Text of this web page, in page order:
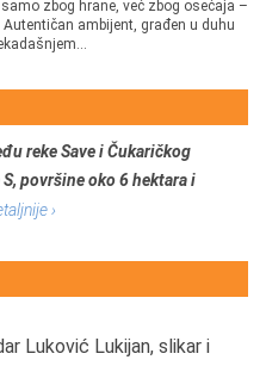
zbog hrane, već zbog osećaja –
ambijent, građen u duhu
reke Save i Čukaričkog
površine oko 6 hektara i
›
Luković Lukijan, slikar i